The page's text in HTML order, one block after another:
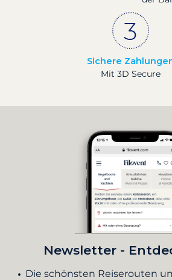
Sichere
Mit 3D Secure
Newsletter -
Die schönsten Reiserouten